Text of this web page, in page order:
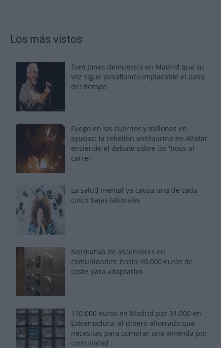
Los más vistos
Tom Jones demuestra en Madrid que su
voz sigue desafiando implacable el paso
del tiempo
Fuego en los cuernos y millones en
ayudas: la rebelión antitaurina en Alfafar
enciende el debate sobre los 'bous al
carrer'
La salud mental ya causa una de cada
cinco bajas laborales
Normativa de ascensores en
comunidades: hasta 40.000 euros de
coste para adaptarlos
110.000 euros en Madrid por 31.000 en
Extremadura: el dinero ahorrado que
necesitas para comprar una vivienda por
comunidad